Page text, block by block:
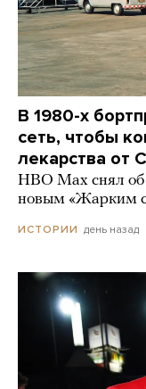
В 1980-х
сеть, чтобы
лекарства от
HBO Max снял
новым «Жарким
ИСТОРИИ день назад